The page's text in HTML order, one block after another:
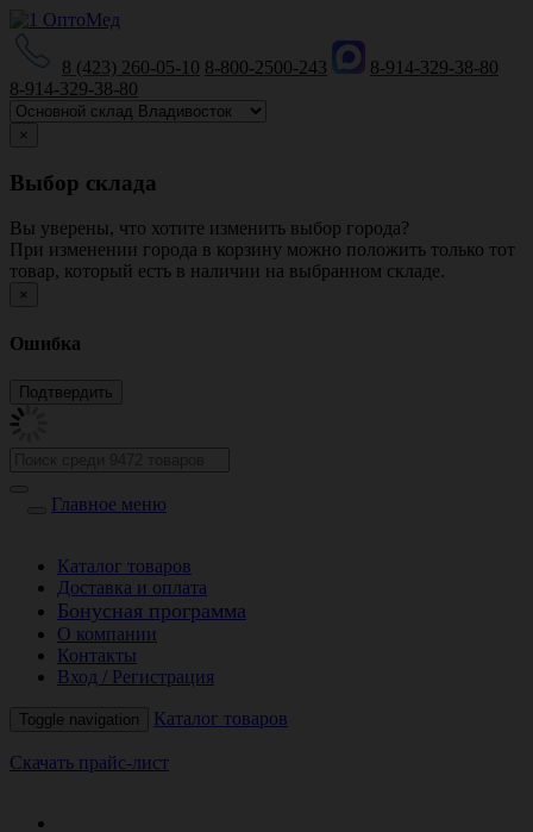
8 (423) 260-05-10 8-800-2500-243
8-914-329-38-80
8-914-329-38-80
×
Выбор склада
Вы уверены, что хотите изменить выбор города?
При изменении города в корзину можно положить только тот
товар, который есть в наличии на выбранном складе.
×
Ошибка
Главное меню
Каталог товаров
Доставка и оплата
Бонусная программа
О компании
Контакты
Вход / Регистрация
Toggle navigation Каталог товаров
Скачать прайс-лист